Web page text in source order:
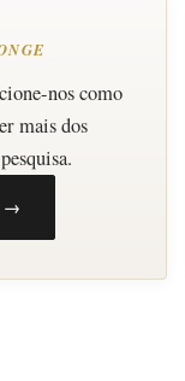
nos como
mais dos
→